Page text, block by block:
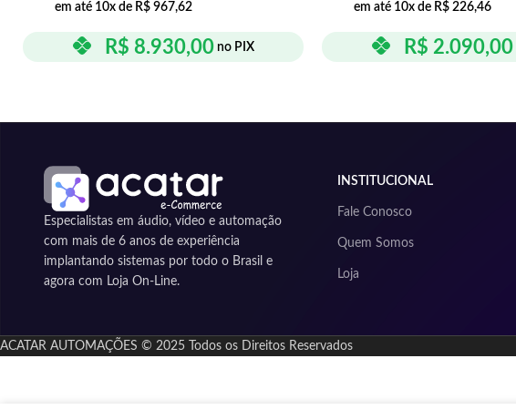
em até 10x de R$ 967,62
R$ 8.930,00 no PIX
em até 10x de R$ 226,46
R$ 2.090,00
Especialistas em áudio, vídeo e automação
com mais de 6 anos de experiência
implantando sistemas por todo o Brasil e
agora com Loja On-Line.
INSTITUCIONAL
Fale Conosco
Quem Somos
Loja
ACATAR AUTOMAÇÕES © 2025 Todos os Direitos Reservados